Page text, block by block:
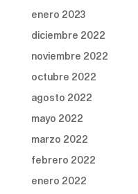
enero 2023
diciembre 2022
noviembre 2022
octubre 2022
agosto 2022
mayo 2022
marzo 2022
febrero 2022
enero 2022